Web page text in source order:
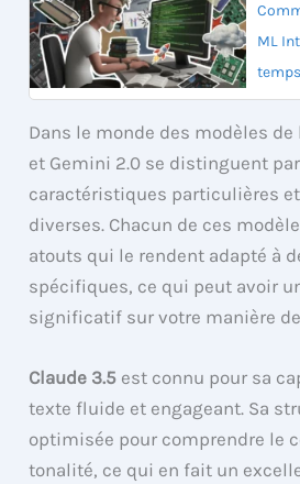
ML
Dans le monde des modèles de
et Gemini 2.0 se distinguent
caractéristiques particulières
diverses. Chacun de ces
atouts qui le rendent adapté à
spécifiques, ce qui peut avoir
significatif sur votre manière
Claude 3.5 est connu pour sa
texte fluide et engageant. Sa
optimisée pour comprendre le
tonalité, ce qui en fait un